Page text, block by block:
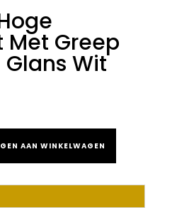
Met Greep
Glans Wit
AAN WINKELWAGEN